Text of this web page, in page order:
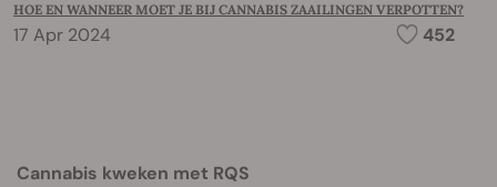
HOE EN WANNEER MOET JE BIJ CANNABIS ZAAILINGEN VERPOTTEN?
17 Apr 2024 452
Cannabis kweken met RQS